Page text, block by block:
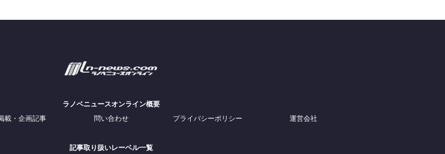
ラノベニュースオンライン概要
載・企画記事 問い合わせ プライバシーポリシー 運営会社
記事取り扱いレーベル一覧